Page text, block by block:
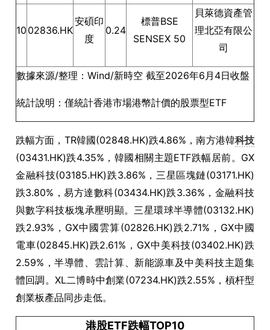
10 02836.HK
安碩印
度
0.24
標普BSE
SENSEX 50
貝萊德資產管
理北亞有限公
司
數據來源/整理：Wind/新時空 截至2026年6月4日收盤
統計說明：僅統計香港市場港幣計價的股票型ETF
跌幅方面，TR韓國(02848.HK)跌4.86%，南方港韓科技
(03431.HK)跌4.35%，韓國相關主題ETF跌幅居前。GX
金融科技(03185.HK)跌3.86%，三星區塊鏈(03171.HK)
跌3.80%，易方達數科(03434.HK)跌3.36%，金融科技
與數字科技板塊承壓明顯。三星環球半導體(03132.HK)
跌2.93%，GX中國雲算(02826.HK)跌2.71%，GX中國
電車(02845.HK)跌2.61%，GX中美科技(03402.HK)跌
2.59%，半導體、雲計算、新能源車及中美科技主題集
體回調。XL二博時中創業(07234.HK)跌2.55%，槓杆型
創業板產品同步走低。
港股ETF跌幅TOP10